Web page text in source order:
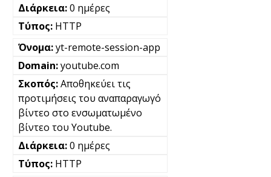
0 ημέρες
HTTP
yt-remote-session-app
youtube.com
Αποθηκεύει τις
προτιμήσεις του αναπαραγωγό
βίντεο στο ενσωματωμένο
βίντεο του Youtube.
0 ημέρες
HTTP